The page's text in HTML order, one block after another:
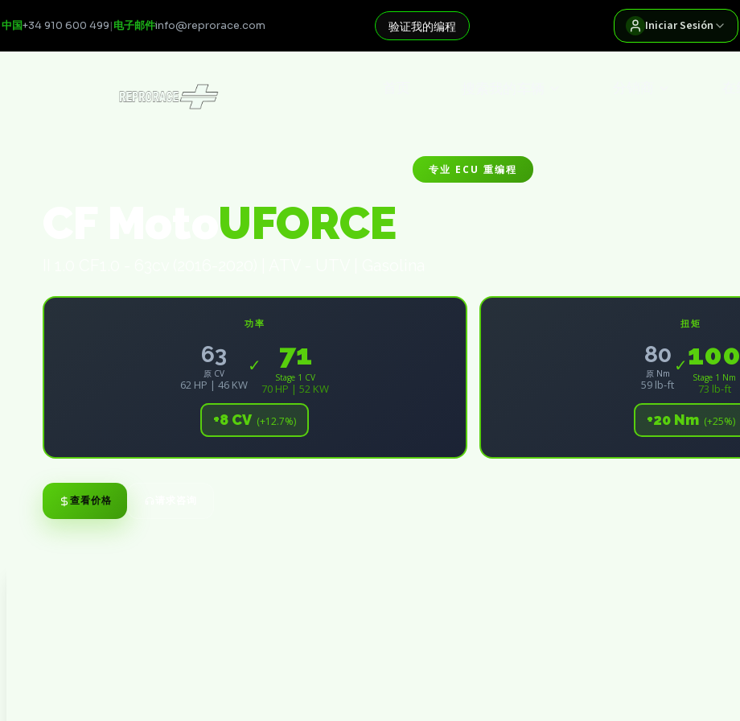
中国+34 910 600 499|电子邮件info@reprorace.com 验证我的编程 Iniciar Sesión
专业 ECU 重编程
UFORCE
功率
63
原 CV
62 HP | 46 KW
✓ 71
Stage 1 CV
70 HP | 52 KW
+8 CV (+12.7%)
扭矩
80
原 Nm
59 lb-ft
✓ 100
Stage 1 Nm
73 lb-ft
+20 Nm (+25%)
查看价格